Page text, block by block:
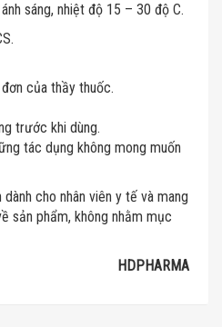
sáng, nhiệt độ 15 – 30 độ C.
của thầy thuốc.
trước khi dùng.
tác dụng không mong muốn
cho nhân viên y tế và mang
sản phẩm, không nhằm mục
HDPHARMA